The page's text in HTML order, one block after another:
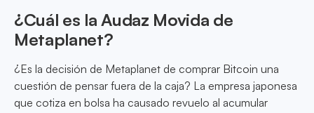
¿Cuál es la Audaz Movida de
Metaplanet?
¿Es la decisión de Metaplanet de comprar Bitcoin una
cuestión de pensar fuera de la caja? La empresa japonesa
que cotiza en bolsa ha causado revuelo al acumular